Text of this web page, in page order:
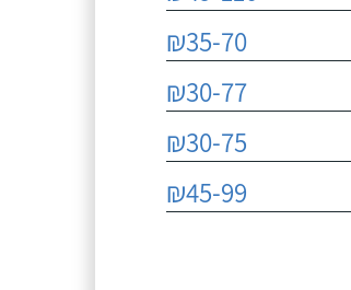
₪35-70
₪30-77
₪30-75
₪45-99